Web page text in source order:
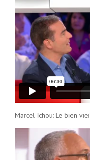
Marcel Ichou: Le bien